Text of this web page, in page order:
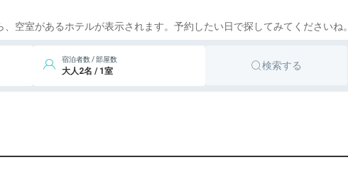
空室があるホテルが表示されます。予約したい日で探してみてくださいね。
宿泊者数 / 部屋数
大人2名 / 1室 検索する